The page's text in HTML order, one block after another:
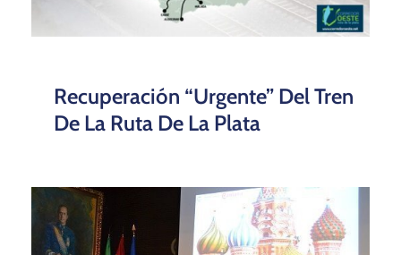
Recuperación “urgente” Del Tren
De La Ruta De La Plata